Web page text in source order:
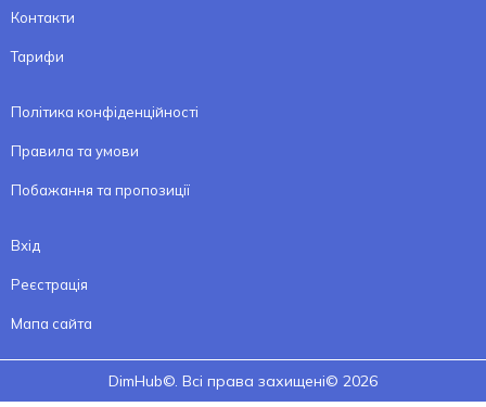
Контакти
Тарифи
Політика конфіденційності
Правила та умови
Побажання та пропозиції
Вхід
Реєстрація
Мапа сайта
DimHub©. Всі права захищені© 2026